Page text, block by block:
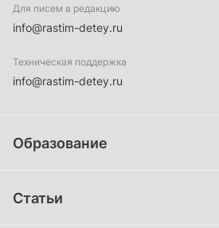
Для писем в редакцию
info@rastim-detey.ru
Техническая поддержка
info@rastim-detey.ru
Образование
Статьи